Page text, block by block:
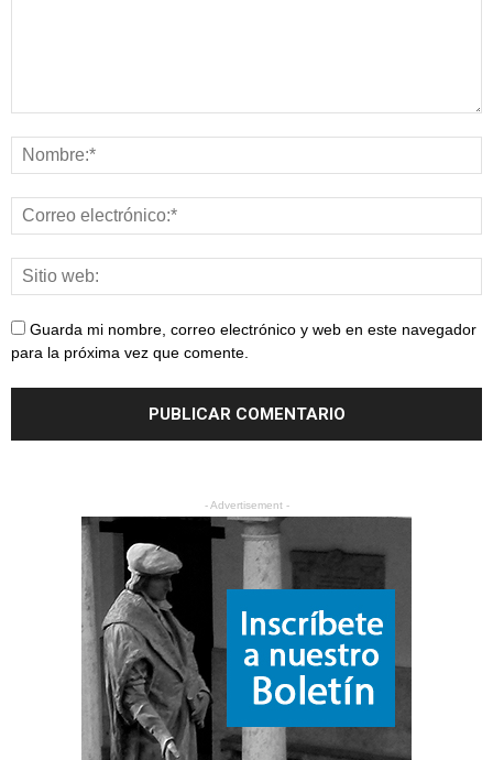
Guarda mi nombre, correo electrónico y web en este navegador
para la próxima vez que comente.
- Advertisement -